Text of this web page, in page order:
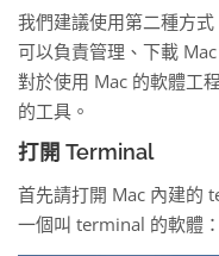
我們建議使用第二種方式
可以負責管理、下載
對於使用 Mac 的軟體工
的工具。
打開 Terminal
首先請打開 Mac 內建的
一個叫 terminal 的軟體：